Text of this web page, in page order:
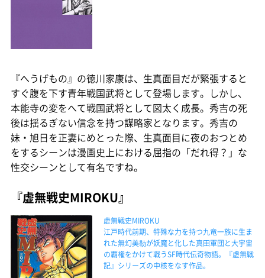
『へうげもの』の徳川家康は、生真面目だが緊張すると
すぐ腹を下す青年戦国武将として登場します。しかし、
本能寺の変をへて戦国武将として図太く成長。秀吉の死
後は揺るぎない信念を持つ謀略家となります。秀吉の
妹・旭日を正妻にめとった際、生真面目に夜のおつとめ
をするシーンは漫画史上における屈指の「だれ得？」な
性交シーンとして有名ですね。
『虚無戦史MIROKU』
虚無戦史MIROKU
江戸時代前期、特殊な力を持つ九竜一族に生ま
れた無幻美勒が妖魔と化した真田軍団と大宇宙
の覇権をかけて戦うSF時代伝奇物語。『虚無戦
記』シリーズの中核をなす作品。